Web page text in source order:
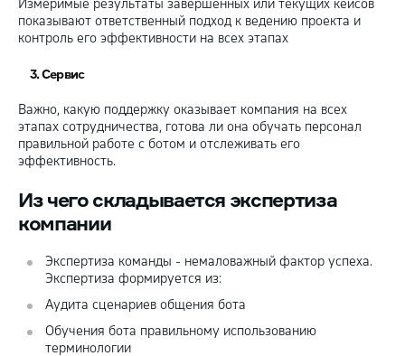
Измеримые результаты завершенных или текущих кейсов
показывают ответственный подход к ведению проекта и
контроль его эффективности на всех этапах
3. Сервис
Важно, какую поддержку оказывает компания на всех
этапах сотрудничества, готова ли она обучать персонал
правильной работе с ботом и отслеживать его
эффективность.
Из чего складывается экспертиза
компании
Экспертиза команды - немаловажный фактор успеха.
Экспертиза формируется из:
Аудита сценариев общения бота
Обучения бота правильному использованию
терминологии